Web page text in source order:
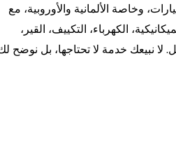
وخاصة الألمانية والأوروبية، مع
الكهرباء، التكييف، القير،
لا نبيعك خدمة لا تحتاجها، بل نوضح